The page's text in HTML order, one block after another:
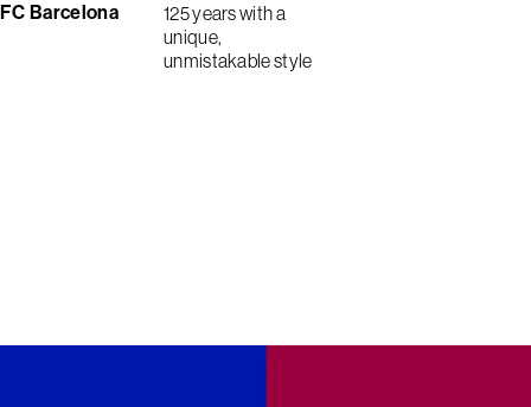
FC Barcelona
125 years with a
unique,
unmistakable style